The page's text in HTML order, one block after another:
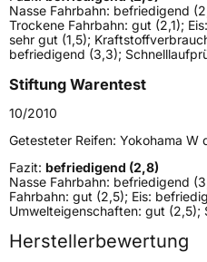
Generelle Merkmale
Fahrzeugtyp
PKW
VerwendungWinterreifen
Modellname
FahrzeugartPKW & SUV
Weitere Eigenschaften
SchlauchtypTL
Nasse Fahrbahn: befriedigend
Trockene Fahrbahn: gut (2,1);
sehr gut (1,5);
befriedigend (3,3);
Stiftung Warentest
10/2010
Getesteter Reifen: Yokohama W
Fazit: befriedigend (2,8)
Nasse Fahrbahn: befriedigend
Fahrbahn: gut (2,5); Eis:
Umwelteigenschaften: gut (2,5);
Herstellerbewertung